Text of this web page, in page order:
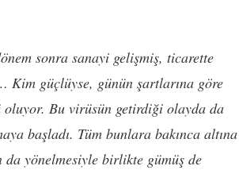
sonra sanayi gelişmiş, ticarette
Kim güçlüyse, günün şartlarına göre
Bu virüsün getirdiği olayda da
başladı. Tüm bunlara bakınca altına
yönelmesiyle birlikte gümüş de